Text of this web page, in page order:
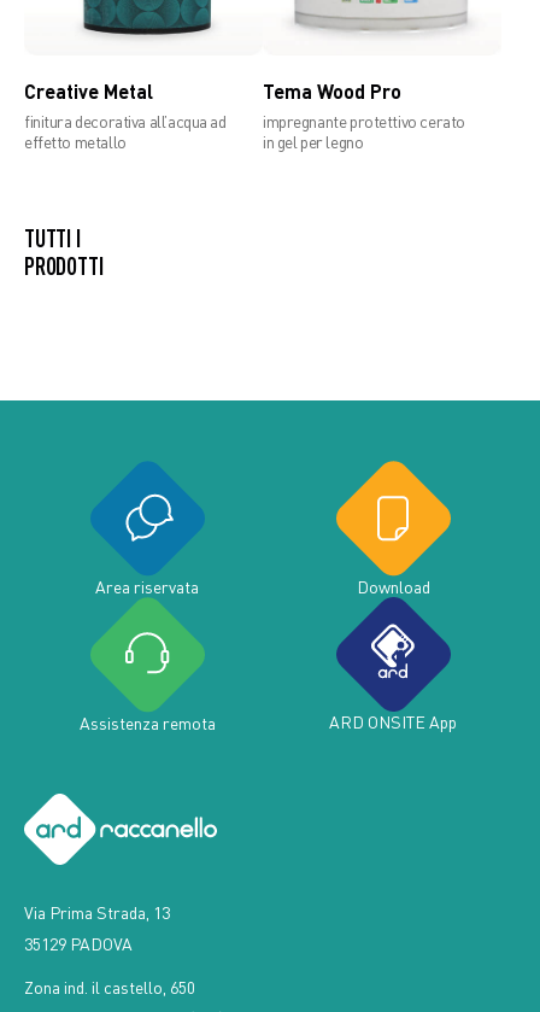
Creative Metal
finitura decorativa all’acqua ad
effetto metallo
Tema Wood Pro
impregnante protettivo cerato
in gel per legno
TUTTI I
PRODOTTI
Area riservata Download
Assistenza remota ARD ONSITE App
Via Prima Strada, 13
35129 PADOVA
Zona ind. il castello, 650